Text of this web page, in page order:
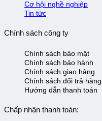
Cơ hội nghề nghiệp
Tin tức
Chính sách công ty
Chính sách bảo mật
Chính sách bảo hành
Chính sách giao hàng
Chính sách đổi trả hàng
Hướng dẫn thanh toán
Chấp nhận thanh toán: